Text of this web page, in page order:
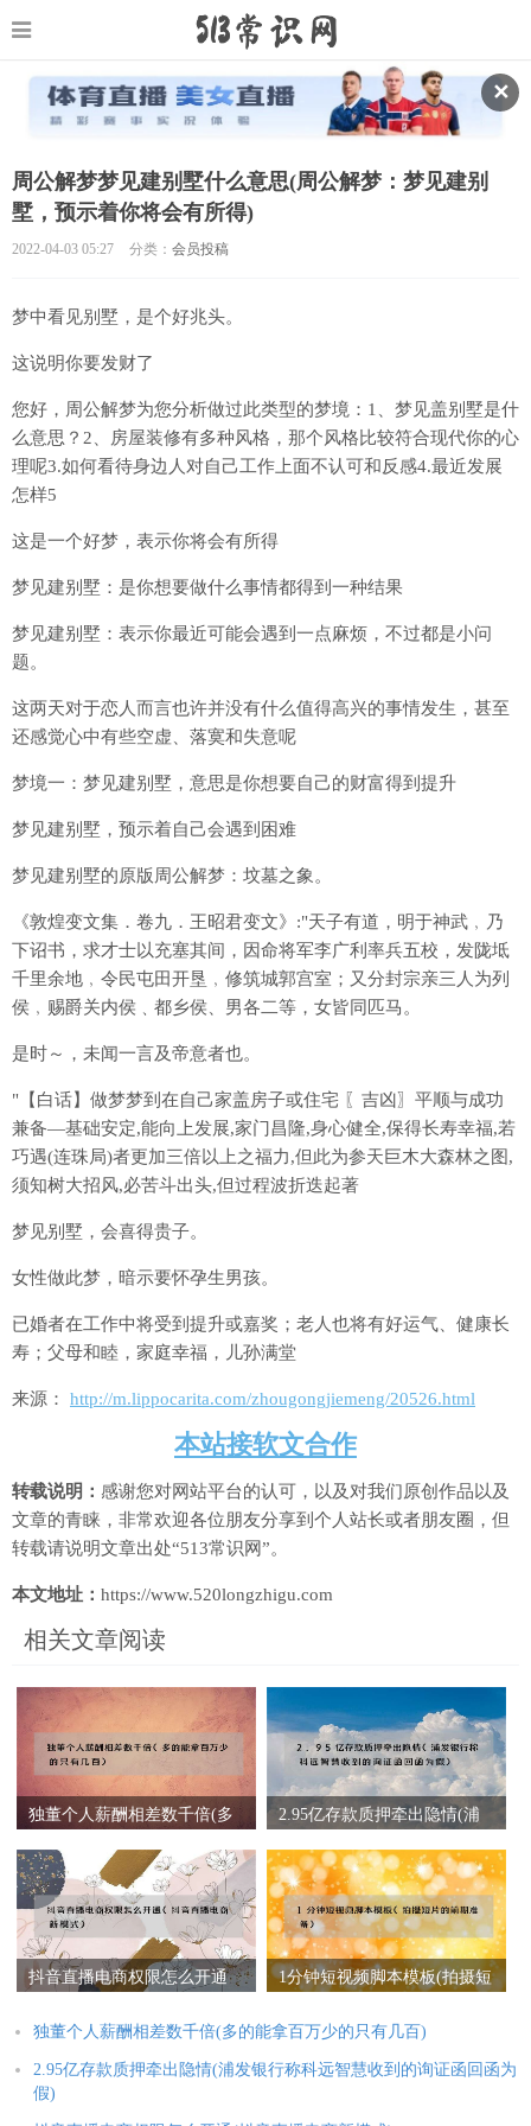
✕
周公解梦梦见建别墅什么意思(周公解梦：梦见建别
墅，预示着你将会有所得)
2022-04-03 05:27 分类： 会员投稿
梦中看见别墅，是个好兆头。
这说明你要发财了
您好，周公解梦为您分析做过此类型的梦境：1、梦见盖别墅是什
么意思？2、房屋装修有多种风格，那个风格比较符合现代你的心
理呢3.如何看待身边人对自己工作上面不认可和反感4.最近发展
怎样5
这是一个好梦，表示你将会有所得
梦见建别墅：是你想要做什么事情都得到一种结果
梦见建别墅：表示你最近可能会遇到一点麻烦，不过都是小问
题。
这两天对于恋人而言也许并没有什么值得高兴的事情发生，甚至
还感觉心中有些空虚、落寞和失意呢
梦境一：梦见建别墅，意思是你想要自己的财富得到提升
梦见建别墅，预示着自己会遇到困难
梦见建别墅的原版周公解梦：坟墓之象。
《敦煌变文集．卷九．王昭君变文》:"天子有道，明于神武﹐乃
下诏书，求才士以充塞其间，因命将军李广利率兵五校，发陇坻
千里余地﹐令民屯田开垦﹐修筑城郭宫室；又分封宗亲三人为列
侯﹐赐爵关内侯﹑都乡侯、男各二等，女皆同匹马。
是时～，未闻一言及帝意者也。
"【白话】做梦梦到在自己家盖房子或住宅 〖吉凶〗平顺与成功
兼备—基础安定,能向上发展,家门昌隆,身心健全,保得长寿幸福,若
巧遇(连珠局)者更加三倍以上之福力,但此为参天巨木大森林之图,
须知树大招风,必苦斗出头,但过程波折迭起著
梦见别墅，会喜得贵子。
女性做此梦，暗示要怀孕生男孩。
已婚者在工作中将受到提升或嘉奖；老人也将有好运气、健康长
寿；父母和睦，家庭幸福，儿孙满堂
来源： http://m.lippocarita.com/zhougongjiemeng/20526.html
本站接软文合作
转载说明： 感谢您对网站平台的认可，以及对我们原创作品以及
文章的青睐，非常欢迎各位朋友分享到个人站长或者朋友圈，但
转载请说明文章出处“513常识网”。
本文地址： https://www.520longzhigu.com
相关文章阅读
独董个人薪酬相差数千倍(多
2.95亿存款质押牵出隐情(浦
证函回函为假)
抖音直播电商权限怎么开通
1分钟短视频脚本模板(拍摄短
独董个人薪酬相差数千倍(多的能拿百万少的只有几百)
2.95亿存款质押牵出隐情(浦发银行称科远智慧收到的询证函回函为
假)